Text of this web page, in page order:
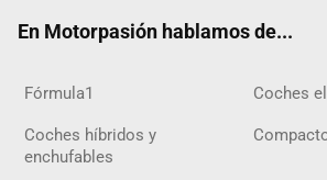
En Motorpasión hablamos de...
Fórmula1 Coches
Coches híbridos y
enchufables